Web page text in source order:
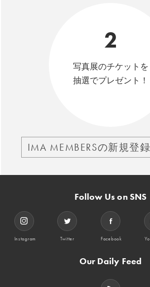
2
写真展のチケットを
抽選でプレゼント！
IMA MEMBERSの新規登
Follow Us on SNS
Instagram Twitter Facebook
Our Daily Feed